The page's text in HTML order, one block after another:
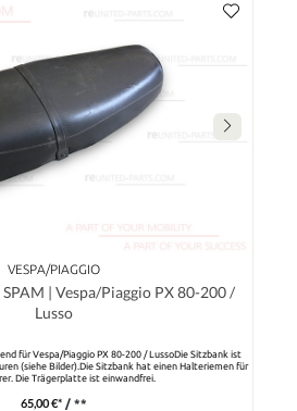
VESPA/PIAGGIO
Lusso
für Vespa/Piaggio PX 80-200 / LussoDie Sitzbank ist
(siehe Bilder).Die Sitzbank hat einen Halteriemen für
Die Trägerplatte ist einwandfrei.
65,00 €* / **